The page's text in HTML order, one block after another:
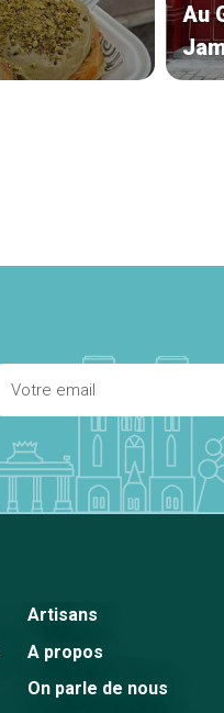
Au
Artisans
A propos
On parle de nous